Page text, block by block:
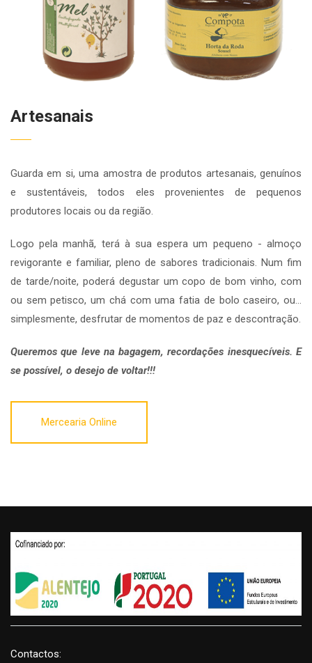
Artesanais
Guarda em si, uma amostra de produtos artesanais, genuínos
e sustentáveis, todos eles provenientes de pequenos
produtores locais ou da região.
Logo pela manhã, terá à sua espera um pequeno - almoço
revigorante e familiar, pleno de sabores tradicionais. Num fim
de tarde/noite, poderá degustar um copo de bom vinho, com
ou sem petisco, um chá com uma fatia de bolo caseiro, ou…
simplesmente, desfrutar de momentos de paz e descontração.
Queremos que leve na bagagem, recordações inesquecíveis. E
se possível, o desejo de voltar!!!
Mercearia Online
Contactos: